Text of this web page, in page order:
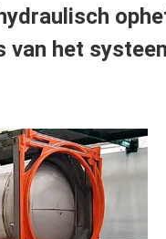
van het